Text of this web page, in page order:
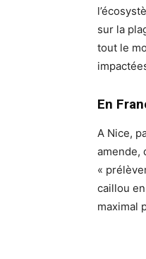
sur la
tout le
En
A Nice,
amende,
«
caillou
maximal